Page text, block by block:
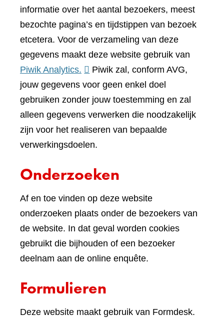
informatie over het aantal bezoekers, meest
bezochte pagina’s en tijdstippen van bezoek
etcetera. Voor de verzameling van deze
gegevens maakt deze website gebruik van
Piwik Analytics. (verwijst
naar
een
andere
website)
Piwik zal, conform AVG,
jouw gegevens voor geen enkel doel
gebruiken zonder jouw toestemming en zal
alleen gegevens verwerken die noodzakelijk
zijn voor het realiseren van bepaalde
verwerkingsdoelen.
Onderzoeken
Af en toe vinden op deze website
onderzoeken plaats onder de bezoekers van
de website. In dat geval worden cookies
gebruikt die bijhouden of een bezoeker
deelnam aan de online enquête.
Formulieren
Deze website maakt gebruik van Formdesk.